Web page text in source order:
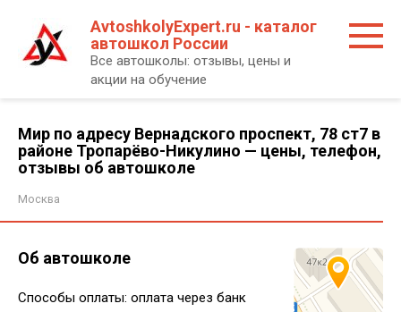
контенту
AvtoshkolyExpert.ru - каталог
автошкол России
Все автошколы: отзывы, цены и
акции на обучение
Мир по адресу Вернадского проспект, 78 ст7 в
районе Тропарёво-Никулино — цены, телефон,
отзывы об автошколе
Москва
Об автошколе
Способы оплаты: оплата через банк